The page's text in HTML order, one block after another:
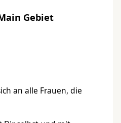
Gebiet
an alle Frauen, die